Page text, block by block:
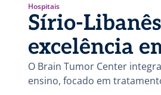
Hospitais
Sírio-
excelência
O Brain Tumor Center
ensino, focado em